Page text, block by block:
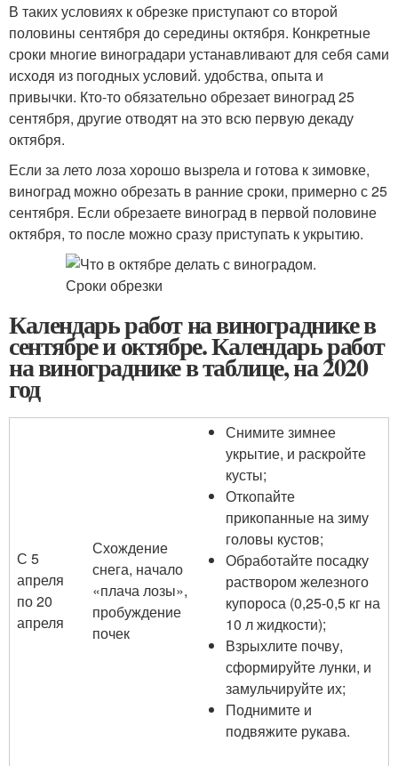
В таких условиях к обрезке приступают со второй
половины сентября до середины октября. Конкретные
сроки многие виноградари устанавливают для себя сами
исходя из погодных условий. удобства, опыта и
привычки. Кто-то обязательно обрезает виноград 25
сентября, другие отводят на это всю первую декаду
октября.
Если за лето лоза хорошо вызрела и готова к зимовке,
виноград можно обрезать в ранние сроки, примерно с 25
сентября. Если обрезаете виноград в первой половине
октября, то после можно сразу приступать к укрытию.
Календарь работ на винограднике в
сентябре и октябре. Календарь работ
на винограднике в таблице, на 2020
год
С 5
апреля
по 20
апреля
Схождение
снега, начало
«плача лозы»,
пробуждение
почек
Снимите зимнее
укрытие, и раскройте
кусты;
Откопайте
прикопанные на зиму
головы кустов;
Обработайте посадку
раствором железного
купороса (0,25-0,5 кг на
10 л жидкости);
Взрыхлите почву,
сформируйте лунки, и
замульчируйте их;
Поднимите и
подвяжите рукава.